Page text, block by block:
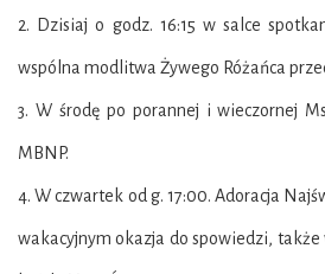
2. Dzisiaj o godz. 16:15 w salce
wspólna modlitwa Żywego Różańca
3. W środę po porannej i wieczornej
MBNP.
4. W czwartek od g. 17:00. Adoracja
wakacyjnym okazja dospowiedzi, także